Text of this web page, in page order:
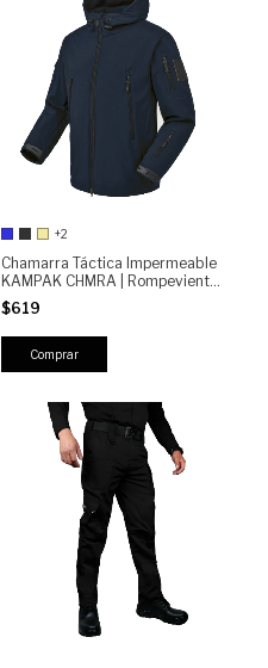
+2
Chamarra Táctica Impermeable
KAMPAK CHMRA | Rompeviento
Outdoor, Resistente y Ligera
para Uso Diario
$619
Comprar